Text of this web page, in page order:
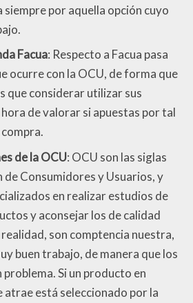
siempre por aquella opción cuyo
Facua: Respecto a Facua pasa
ocurre con la OCU, de forma que
que considerar utilizar sus
de valorar si apuestas por tal
de la OCU: OCU son las siglas
de Consumidores y Usuarios, y
en realizar estudios de
y aconsejar los de calidad
realidad, son comptencia nuestra,
buen trabajo, de manera que los
problema. Si un producto en
atrae está seleccionado por la